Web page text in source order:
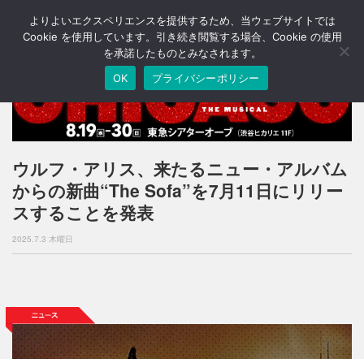
T
o
n
v
g
a
n
ウルフ・アリス、来たるニュー・アルバム
からの新曲“The Sofa”を7月11日にリリー
スすることを発表
2025.7.3 木曜日
よりよいエクスペリエンスを提供するため、当ウェブサイトでは
Cookie を使用しています。引き続き閲覧する場合、Cookie の使用
を承諾したものとみなされます。
OK
プライバシーポリシー